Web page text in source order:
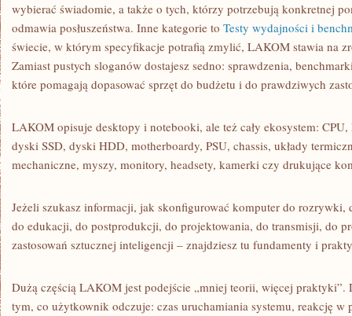
wybierać świadomie, a także o tych, którzy potrzebują konkretnej
odmawia posłuszeństwa. Inne kategorie to Testy wydajności i
świecie, w którym specyfikacje potrafią zmylić, LAKOM stawia na
Zamiast pustych sloganów dostajesz sedno: sprawdzenia,
które pomagają dopasować sprzęt do budżetu i do prawdziwych
LAKOM opisuje desktopy i notebooki, ale też cały ekosystem:
dyski SSD, dyski HDD, motherboardy, PSU, chassis, układy
mechaniczne, myszy, monitory, headsety, kamerki czy drukujące
Jeżeli szukasz informacji, jak skonfigurować komputer do
do edukacji, do postprodukcji, do projektowania, do transmisji, do
zastosowań sztucznej inteligencji – znajdziesz tu fundamenty i
Dużą częścią LAKOM jest podejście „mniej teorii, więcej praktyki”.
tym, co użytkownik odczuje: czas uruchamiania systemu, reakcję w